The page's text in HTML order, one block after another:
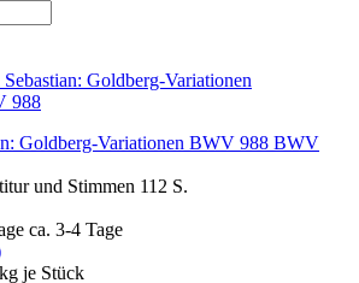
Goldberg-Variationen BWV 988 BWV
und Stimmen 112 S.
ca. 3-4 Tage
kg je Stück